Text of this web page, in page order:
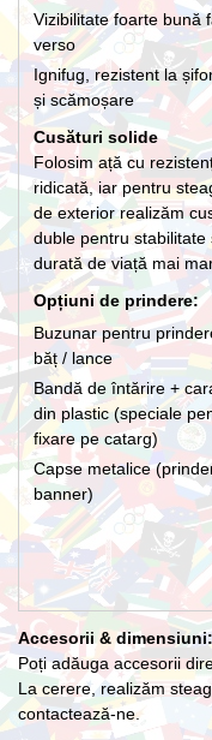
Vizibilitate foarte bună
verso
Ignifug, rezistent la
și scămoșare
Cusături solide
Folosim ață cu
ridicată, iar pentru
de exterior realizăm
duble pentru stabilitate
durată de viață mai
Opțiuni de prindere:
Buzunar pentru
băț / lance
Bandă de întărire +
din plastic (speciale
fixare pe catarg)
Capse metalice
banner)
Accesorii & dimensiuni:
Poți adăuga accesorii
La cerere, realizăm
contactează-ne.